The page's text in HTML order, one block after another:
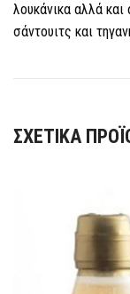
λουκάνικα αλλά
σάντουιτς και
ΣΧΕΤΙΚΆ